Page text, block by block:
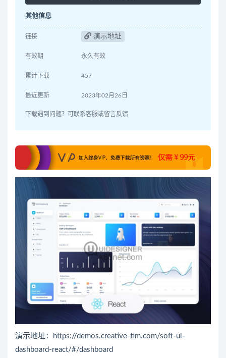
其他信息
链接 演示地址
有效期 永久有效
累计下载 457
最近更新 2023年02月26日
下载遇到问题？可联系客服或留言反馈
演示地址：https://demos.creative-tim.com/soft-ui-
dashboard-react/#/dashboard